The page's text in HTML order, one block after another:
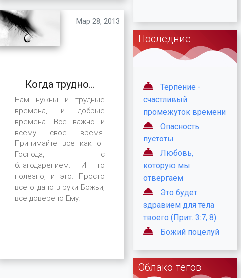
Когда трудно...
Нам нужны и трудные
времена, и добрые
времена. Все важно и
всему свое время.
Принимайте все как от
Господа, с
благодарением. И то
полезно, и это. Просто
все отдано в руки Божьи,
все доверено Ему.
Мар 28, 2013
Последние
Терпение -
счастливый
промежуток времени
Опасность
пустоты
Любовь,
которую мы
отвергаем
Это будет
здравием для тела
твоего (Прит. 3:7, 8)
Божий поцелуй
Облако тегов